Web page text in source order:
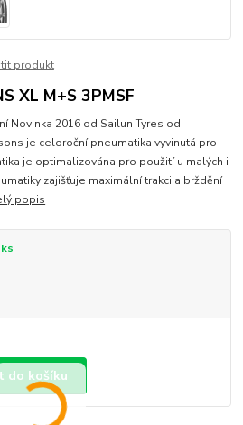
produkt
XL M+S 3PMSF
Novinka 2016 od Sailun Tyres od
je celoroční­ pneumatika vyvinutá pro
je optimalizována pro použití u malých i
zajišťuje maximální trakci a brždění
popis
do košíku